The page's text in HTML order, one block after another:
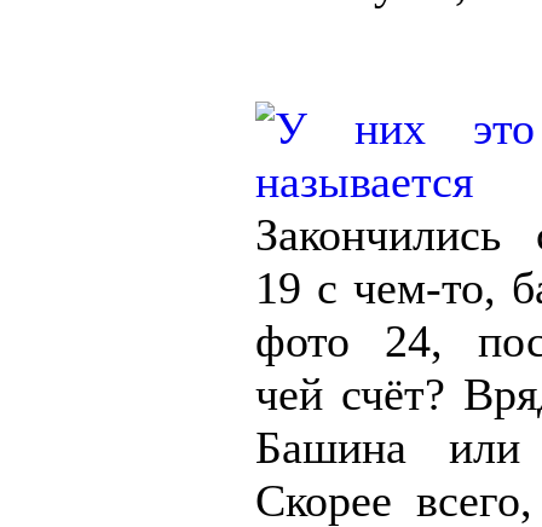
19 с чем-то,
фото 24,
чей счёт?
Башина или
Скорее